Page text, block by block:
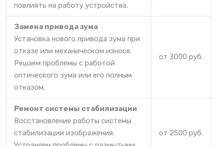
повлиять на работу устройства.
Замена привода зума
Установка нового привода зума при
отказе или механическом износе.
Решаем проблемы с работой
оптического зума или его полным
отказом.
от 3000 руб.
Ремонт системы стабилизации
Восстановление работы системы
стабилизации изображения.
от 2500 руб.